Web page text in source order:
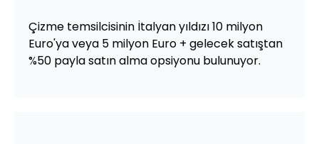
Çizme temsilcisinin İtalyan yıldızı 10 milyon
Euro'ya veya 5 milyon Euro + gelecek satıştan
%50 payla satın alma opsiyonu bulunuyor.